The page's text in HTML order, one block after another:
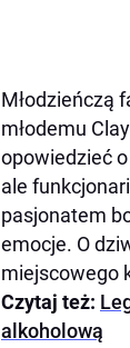
Młodzieńczą
młodemu
opowiedzieć
ale
pasjonatem
emocje. O
miejscowego
Czytaj też:
alkoholową